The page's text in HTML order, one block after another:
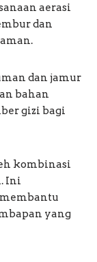
aerasi
dan
dan jamur
bahan
gizi bagi
kombinasi
Ini
yang